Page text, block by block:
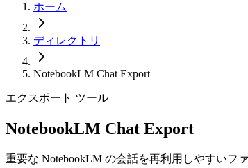
ホーム
ディレクトリ
NotebookLM Chat Export
エクスポート ツール
NotebookLM Chat Export
重要な NotebookLM の会話を再利用しやすいフ